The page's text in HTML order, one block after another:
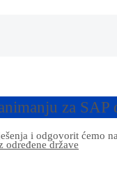
određene države
za SAP
i odgovorit ćemo